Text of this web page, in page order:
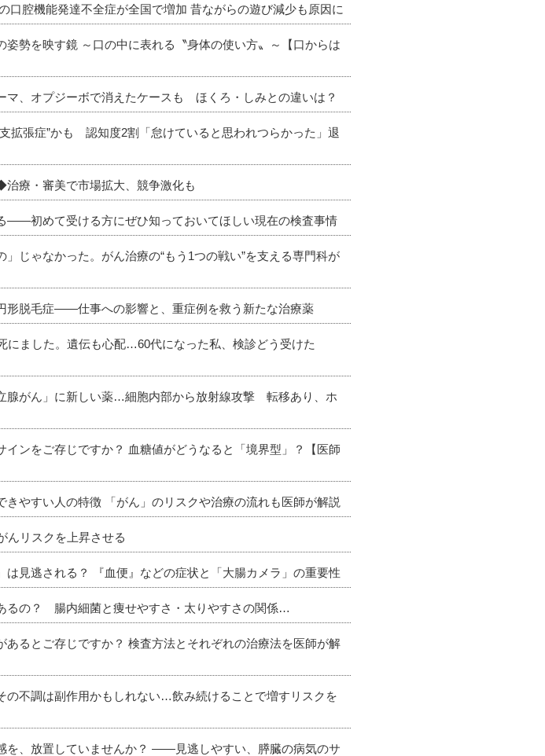
口腔機能発達不全症が全国で増加 昔ながらの遊び減少も原因に
姿勢を映す鏡 ～口の中に表れる〝身体の使い方〟～【口からは
マ、オプジーボで消えたケースも ほくろ・しみとの違いは？
拡張症”かも 認知度2割「怠けていると思われつらかった」退
治療・審美で市場拡大、競争激化も
――初めて受ける方にぜひ知っておいてほしい現在の検査事情
じゃなかった。がん治療の“もう1つの戦い”を支える専門科が
形脱毛症――仕事への影響と、重症例を救う新たな治療薬
にました。遺伝も心配…60代になった私、検診どう受けた
腺がん」に新しい薬…細胞内部から放射線攻撃 転移あり、ホ
インをご存じですか？ 血糖値がどうなると「境界型」？【医師
きやすい人の特徴 「がん」のリスクや治療の流れも医師が解説
んリスクを上昇させる
は見逃される？ 『血便』などの症状と「大腸カメラ」の重要性
るの？ 腸内細菌と痩せやすさ・太りやすさの関係…
あるとご存じですか？ 検査方法とそれぞれの治療法を医師が解
の不調は副作用かもしれない…飲み続けることで増すリスクを
を、放置していませんか？ ――見逃しやすい、膵臓の病気のサ